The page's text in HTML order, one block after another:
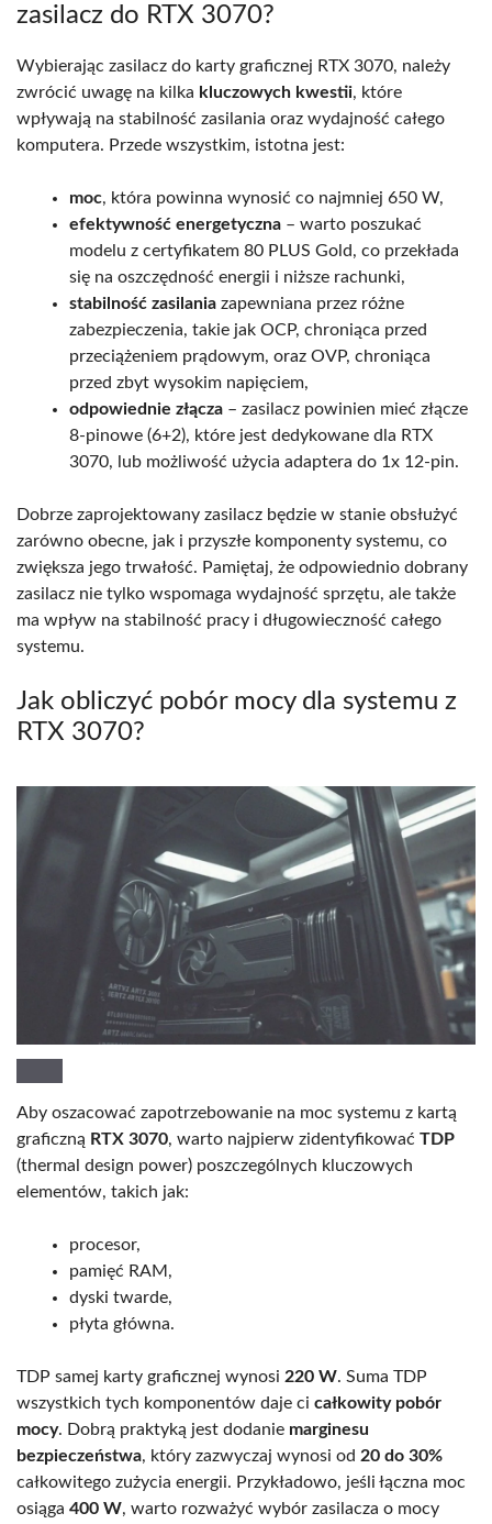
zasilacz do RTX 3070?
Wybierając zasilacz do karty graficznej RTX 3070, należy
zwrócić uwagę na kilka kluczowych kwestii, które
wpływają na stabilność zasilania oraz wydajność całego
komputera. Przede wszystkim, istotna jest:
moc, która powinna wynosić co najmniej 650 W,
efektywność energetyczna – warto poszukać
modelu z certyfikatem 80 PLUS Gold, co przekłada
się na oszczędność energii i niższe rachunki,
stabilność zasilania zapewniana przez różne
zabezpieczenia, takie jak OCP, chroniąca przed
przeciążeniem prądowym, oraz OVP, chroniąca
przed zbyt wysokim napięciem,
odpowiednie złącza – zasilacz powinien mieć złącze
8-pinowe (6+2), które jest dedykowane dla RTX
3070, lub możliwość użycia adaptera do 1x 12-pin.
Dobrze zaprojektowany zasilacz będzie w stanie obsłużyć
zarówno obecne, jak i przyszłe komponenty systemu, co
zwiększa jego trwałość. Pamiętaj, że odpowiednio dobrany
zasilacz nie tylko wspomaga wydajność sprzętu, ale także
ma wpływ na stabilność pracy i długowieczność całego
systemu.
Jak obliczyć pobór mocy dla systemu z
RTX 3070?
Aby oszacować zapotrzebowanie na moc systemu z kartą
graficzną RTX 3070, warto najpierw zidentyfikować TDP
(thermal design power) poszczególnych kluczowych
elementów, takich jak:
procesor,
pamięć RAM,
dyski twarde,
płyta główna.
TDP samej karty graficznej wynosi 220 W. Suma TDP
wszystkich tych komponentów daje ci całkowity pobór
mocy. Dobrą praktyką jest dodanie marginesu
bezpieczeństwa, który zazwyczaj wynosi od 20 do 30%
całkowitego zużycia energii. Przykładowo, jeśli łączna moc
osiąga 400 W, warto rozważyć wybór zasilacza o mocy